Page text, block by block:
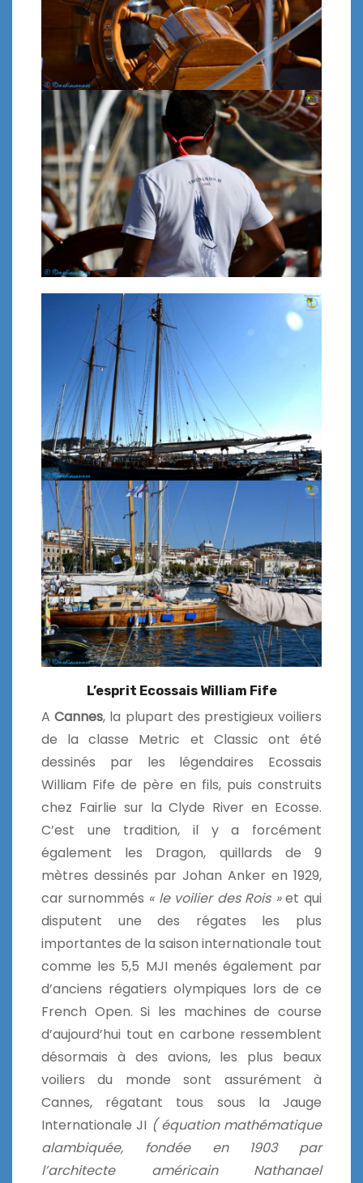
L’esprit Ecossais William Fife
ACannes, la plupart des prestigieux voiliers
de la classe Metric et Classic ont été
dessinés par les légendaires Ecossais
William Fife de père en fils, puis construits
chez Fairlie sur la Clyde River en Ecosse.
C’est une tradition, il y a forcément
également les Dragon, quillards de 9
mètres dessinés par Johan Anker en 1929,
car surnommés « le voilier des Rois »et qui
disputent une des régates les plus
importantes de la saison internationale tout
comme les 5,5 MJI menés également par
d’anciens régatiers olympiques lors de ce
French Open. Si les machines de course
d’aujourd’hui tout en carbone ressemblent
désormais à des avions, les plus beaux
voiliers du monde sont assurément à
Cannes, régatant tous sous la Jauge
Internationale JI ( équation mathématique
alambiquée, fondée en 1903 par
l’architecte américain Nathanael